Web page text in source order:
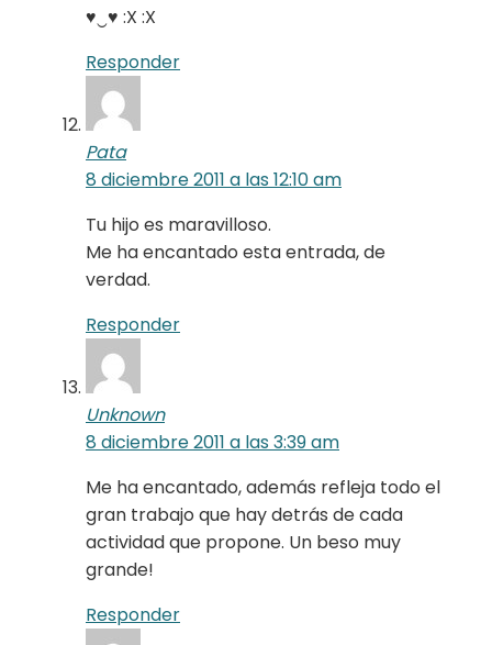
♥‿♥ :X :X
Responder
Pata
8 diciembre 2011 a las 12:10 am
Tu hijo es maravilloso.
Me ha encantado esta entrada, de
verdad.
Responder
Unknown
8 diciembre 2011 a las 3:39 am
Me ha encantado, además refleja todo el
gran trabajo que hay detrás de cada
actividad que propone. Un beso muy
grande!
Responder